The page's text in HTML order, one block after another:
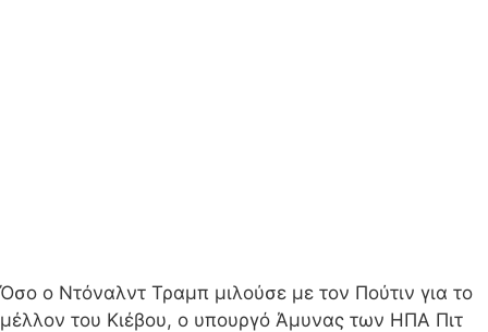
Όσο ο Ντόναλντ Τραμπ μιλούσε με τον Πούτιν για το
μέλλον του Κιέβου, ο υπουργό Άμυνας των ΗΠΑ Πιτ